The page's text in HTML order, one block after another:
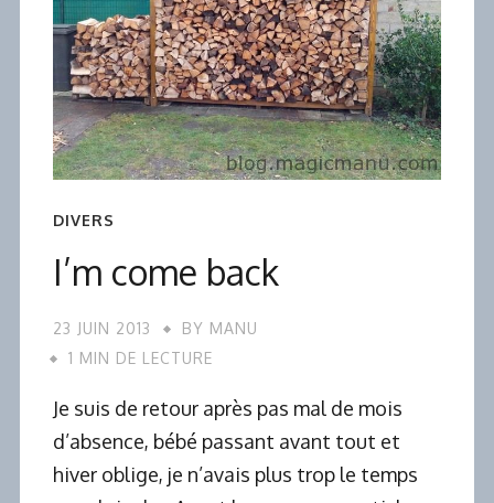
DIVERS
I’m come back
23 JUIN 2013 BY MANU
1 MIN DE LECTURE
Je suis de retour après pas mal de mois
d’absence, bébé passant avant tout et
hiver oblige, je n’avais plus trop le temps